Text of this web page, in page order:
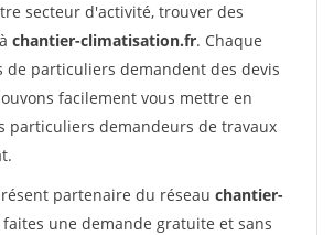
secteur d'activité, trouver des
chantier-climatisation.fr. Chaque
de particuliers demandent des devis
facilement vous mettre en
particuliers demandeurs de travaux
partenaire du réseau chantier-
faites une demande gratuite et sans